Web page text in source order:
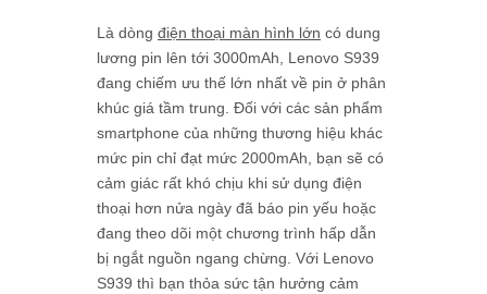
Là dòng điện thoại màn hình lớn có dung
lương pin lên tới 3000mAh, Lenovo S939
đang chiếm ưu thế lớn nhất về pin ở phân
khúc giá tầm trung. Đối với các sản phẩm
smartphone của những thương hiệu khác
mức pin chỉ đạt mức 2000mAh, bạn sẽ có
cảm giác rất khó chịu khi sử dụng điện
thoại hơn nửa ngày đã báo pin yếu hoặc
đang theo dõi một chương trình hấp dẫn
bị ngắt nguồn ngang chừng. Với Lenovo
S939 thì bạn thỏa sức tận hưởng cảm